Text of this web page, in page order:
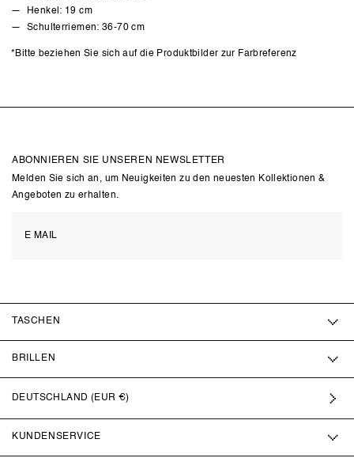
Henkel: 19 cm
Schulterriemen: 36-70 cm
*Bitte beziehen Sie sich auf die Produktbilder zur Farbreferenz
ABONNIEREN SIE UNSEREN NEWSLETTER
Melden Sie sich an, um Neuigkeiten zu den neuesten Kollektionen &
Angeboten zu erhalten.
TASCHEN
BRILLEN
DEUTSCHLAND (EUR €)
KUNDENSERVICE